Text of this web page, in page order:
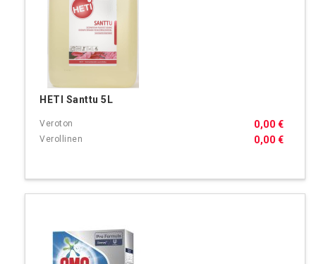
HETI Santtu 5L
0,00 €
0,00 €